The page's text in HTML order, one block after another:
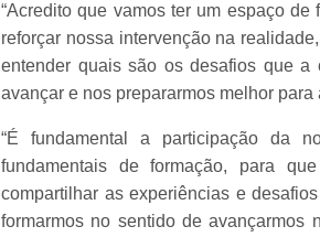
“Acredito que vamos ter um espaço
reforçar nossa intervenção na
entender quais são os desafios que a
avançar e nos prepararmos melhor
“É fundamental a participação da
fundamentais de formação, para
compartilhar as experiências e
formarmos no sentido de avançarmos